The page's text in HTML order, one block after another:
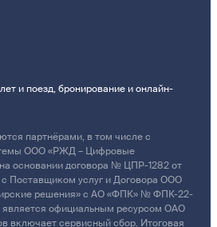
и поезд, бронирование и онлайн-
партнёрами, в том числе с
ООО «РЖД – Цифровые
основании договора № ЦПР-1282 от
Поставщиком услуг и Договора ООО
решения» с АО «ФПК» № ФПК-22-
является официальным ресурсом ОАО
включает сервисный сбор. Итоговая